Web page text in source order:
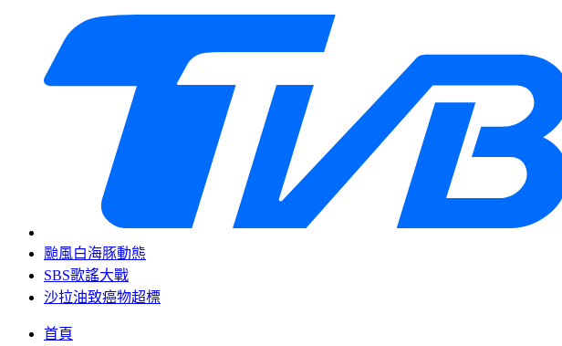
颱風白海豚動態
SBS歌謠大戰
沙拉油致癌物超標
首頁